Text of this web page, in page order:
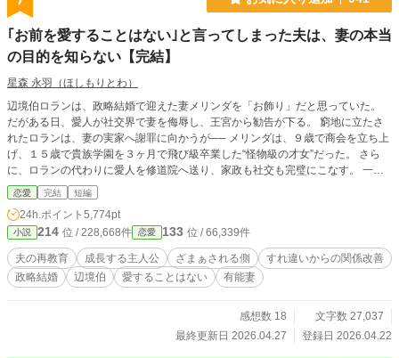
｢お前を愛することはない｣と言ってしまった夫は、妻の本当
の目的を知らない【完結】
星森 永羽（ほしもりとわ）
辺境伯ロランは、政略結婚で迎えた妻メリンダを「お飾り」だと思っていた。
だがある日、愛人が社交界で妻を侮辱し、王宮から勧告が下る。 窮地に立たさ
れたロランは、妻の実家へ謝罪に向かうが── メリンダは、９歳で商会を立ち上
げ、１５歳で貴族学園を３ヶ月で飛び級卒業した“怪物級の才女”だった。 さら
に、ロランの代わりに愛人を修道院へ送り、家政も社交も完璧にこなす。 一方
ロランは、妻の望む「コンドル」と「虎」を本当に捕まえて帰ってくるほど、妙
な方向に頑張り始め── 気づけば、“お飾り”だと思っていた妻に、人生ごと振り
回されていた。 そんな中、パーティーで“アフェイリ窃盗団”が出現。 ロランは
初めて、妻を守るために剣を抜く。
恋愛 完結 短編
24h.ポイント 5,774pt
小説 214 位 / 228,668件 恋愛 133 位 / 66,339件
夫の再教育 成長する主人公 ざまぁされる側
すれ違いからの関係改善
政略結婚
辺境伯 愛することはない 有能妻
感想数 18
文字数 27,037
最終更新日 2026.04.27
登録日 2026.04.22